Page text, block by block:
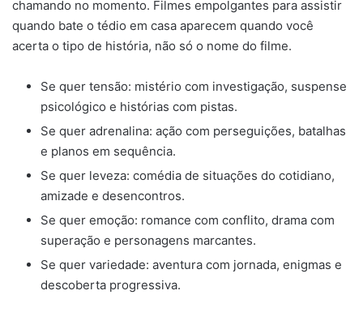
chamando no momento. Filmes empolgantes para assistir
quando bate o tédio em casa aparecem quando você
acerta o tipo de história, não só o nome do filme.
Se quer tensão: mistério com investigação, suspense
psicológico e histórias com pistas.
Se quer adrenalina: ação com perseguições, batalhas
e planos em sequência.
Se quer leveza: comédia de situações do cotidiano,
amizade e desencontros.
Se quer emoção: romance com conflito, drama com
superação e personagens marcantes.
Se quer variedade: aventura com jornada, enigmas e
descoberta progressiva.